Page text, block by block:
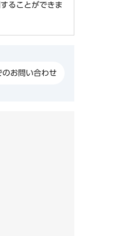
ることができま
お問い合わせ